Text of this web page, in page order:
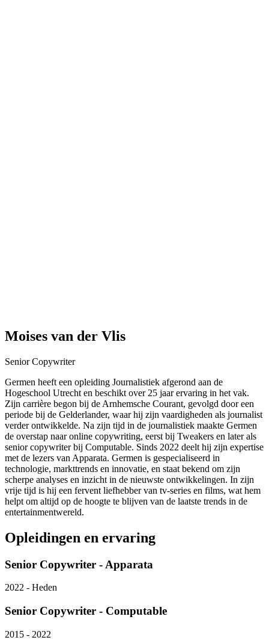
Moises van der Vlis
Senior Copywriter
Germen heeft een opleiding Journalistiek afgerond aan de
Hogeschool Utrecht en beschikt over 25 jaar ervaring in het vak.
Zijn carrière begon bij de Arnhemsche Courant, gevolgd door een
periode bij de Gelderlander, waar hij zijn vaardigheden als journalist
verder ontwikkelde. Na zijn tijd in de journalistiek maakte Germen
de overstap naar online copywriting, eerst bij Tweakers en later als
senior copywriter bij Computable. Sinds 2022 deelt hij zijn expertise
met de lezers van Apparata. Germen is gespecialiseerd in
technologie, markttrends en innovatie, en staat bekend om zijn
scherpe analyses en inzicht in de nieuwste ontwikkelingen. In zijn
vrije tijd is hij een fervent liefhebber van tv-series en films, wat hem
helpt om altijd op de hoogte te blijven van de laatste trends in de
entertainmentwereld.
Opleidingen en ervaring
Senior Copywriter - Apparata
2022 - Heden
Senior Copywriter - Computable
2015 - 2022